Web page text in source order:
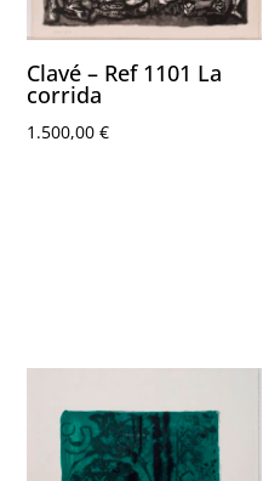
Clavé – Ref 1101 La
corrida
1.500,00€